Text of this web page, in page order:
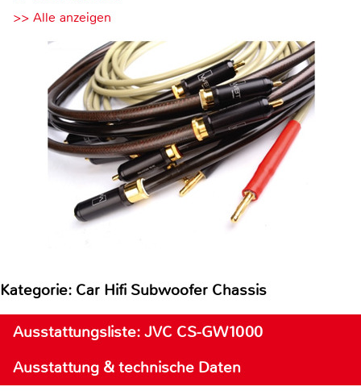
>> Alle anzeigen
Kategorie: Car Hifi Subwoofer Chassis
Ausstattungsliste: JVC CS-GW1000
Ausstattung & technische Daten